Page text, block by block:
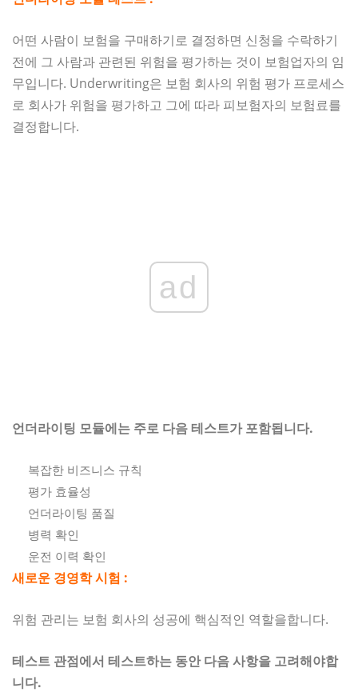
어떤 사람이 보험을 구매하기로 결정하면 신청을 수락하기
전에 그 사람과 관련된 위험을 평가하는 것이 보험업자의 임
무입니다. Underwriting은 보험 회사의 위험 평가 프로세스
로 회사가 위험을 평가하고 그에 따라 피보험자의 보험료를
결정합니다.
ad
언더라이팅 모듈에는 주로 다음 테스트가 포함됩니다.
복잡한 비즈니스 규칙
평가 효율성
언더라이팅 품질
병력 확인
운전 이력 확인
새로운 경영학 시험 :
위험 관리는 보험 회사의 성공에 핵심적인 역할을합니다.
테스트 관점에서 테스트하는 동안 다음 사항을 고려해야합
니다.